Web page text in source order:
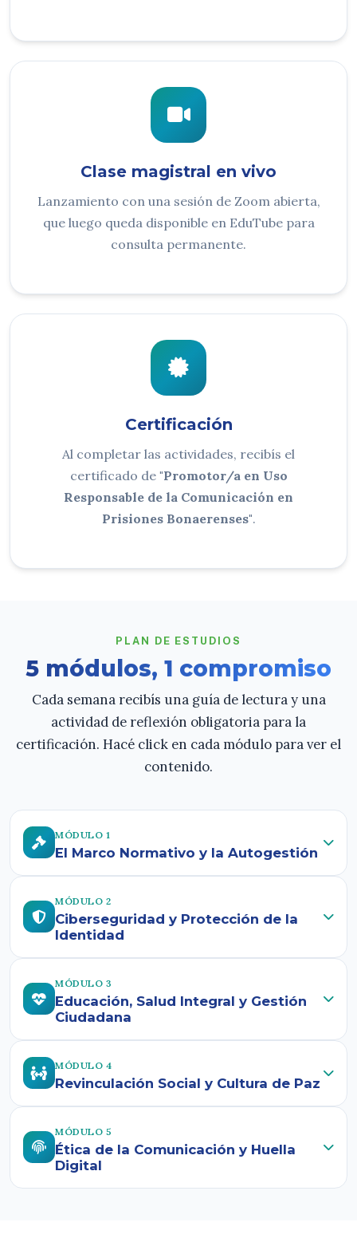
Clase magistral en vivo
Lanzamiento con una sesión de Zoom abierta,
que luego queda disponible en EduTube para
consulta permanente.
Certificación
Al completar las actividades, recibís el
certificado de "Promotor/a en Uso
Responsable de la Comunicación en
Prisiones Bonaerenses".
PLAN DE ESTUDIOS
5 módulos, 1 compromiso
Cada semana recibís una guía de lectura y una
actividad de reflexión obligatoria para la
certificación. Hacé click en cada módulo para ver el
contenido.
MÓDULO 1
El Marco Normativo y la Autogestión
MÓDULO 2
Ciberseguridad y Protección de la
Identidad
MÓDULO 3
Educación, Salud Integral y Gestión
Ciudadana
MÓDULO 4
Revinculación Social y Cultura de Paz
MÓDULO 5
Ética de la Comunicación y Huella
Digital